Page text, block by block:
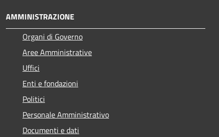
AMMINISTRAZIONE
Organi di Governo
Aree Amministrative
Uffici
Enti e fondazioni
Politici
Personale Amministrativo
Documenti e dati